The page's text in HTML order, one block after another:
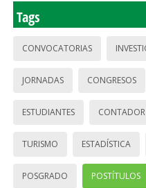
Tags
CONVOCATORIAS
JORNADAS CONGRESOS
ESTUDIANTES
TURISMO ESTADÍSTICA
POSGRADO POSTÍTULOS